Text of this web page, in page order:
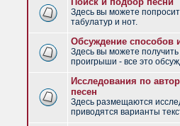
Здесь вы можете
табулатур и нот.
Обсуждение способов
Здесь вы можете
проигрыши - все это
Исследования по
песен
Здесь размещаются
приводятся варианты